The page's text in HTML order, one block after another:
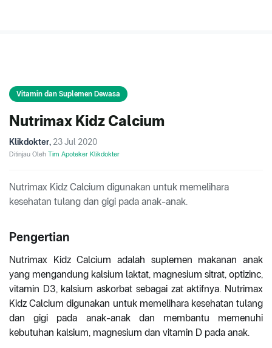
Vitamin dan Suplemen Dewasa
Nutrimax Kidz Calcium
Klikdokter, 23 Jul 2020
Ditinjau Oleh Tim Apoteker Klikdokter
Nutrimax Kidz Calcium digunakan untuk memelihara
kesehatan tulang dan gigi pada anak-anak.
Pengertian
Nutrimax Kidz Calcium adalah suplemen makanan anak
yang mengandung kalsium laktat, magnesium sitrat, optizinc,
vitamin D3, kalsium askorbat sebagai zat aktifnya. Nutrimax
Kidz Calcium digunakan untuk memelihara kesehatan tulang
dan gigi pada anak-anak dan membantu memenuhi
kebutuhan kalsium, magnesium dan vitamin D pada anak.